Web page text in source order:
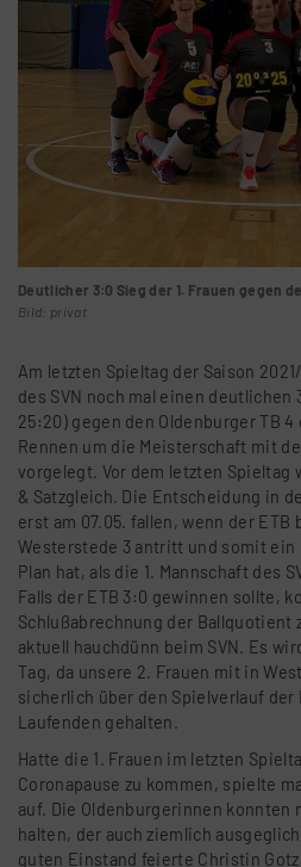
Deutlicher 3:0 Sieg der 1. Frauen gegen
Bild: privat
Am letzten Spieltag der Saison
des SVN noch mal einen deutlichen
25:20) gegen den Oldenburger TB
Rennen um die Meisterschaft mit
vorgelegt. Vor dem letzten Spieltag
& Satzgleich. Die Entscheidung in
erst am 07.05. fallen, wenn der ETB
Westerstede 3 antritt und somit ein
Plan hat, als die 1. Mannschaft des
Falls der ETB 3:0 gewinnen sollte,
Schlußabrechnung der Ballquotient
aktuell hauchdünn beim SVN. Es
Tag, da unsere 2. Frauen mit in
sicherlich über den Spielverlauf
Laufenden gehalten.
Hatte die 1. Frauen im letzten
Coronapause zu kommen, spielte
auf. Die Oldenburgerinnen konnten
halten, der auch ziemlich
guten Einstand feierte Christin